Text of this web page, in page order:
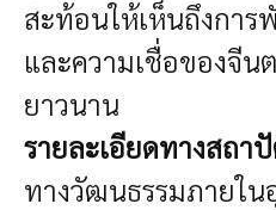
สะท้อนให้เห็นถึงกา
และความเชื่อของจีน
ยาวนาน
รายละเอียดทางสถา
ทางวัฒนธรรมภายใ